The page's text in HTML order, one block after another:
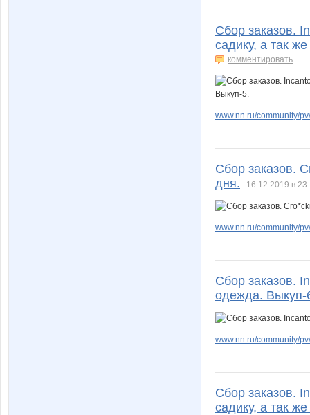
Сбор заказов.
садику, а так
комментировать
www.nn.ru/community/
Сбор заказов.
дня.
16.12.2019 в
www.nn.ru/community/
Сбор заказов.
одежда. Выкуп-
www.nn.ru/community/
Сбор заказов.
садику, а так